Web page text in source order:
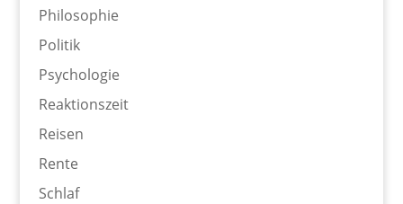
Philosophie
Politik
Psychologie
Reaktionszeit
Reisen
Rente
Schlaf